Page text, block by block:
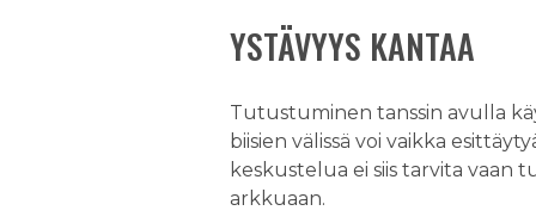
YSTÄVYYS KANTAA
Tutustuminen tanssin avulla
biisien välissä voi vaikka
keskustelua ei siis tarvita vaan
arkkuaan.